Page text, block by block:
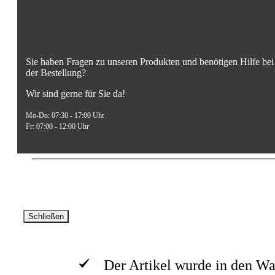
Sie haben Fragen zu unseren Produkten und benötigen Hilfe bei
der Bestellung?
Wir sind gerne für Sie da!
Mo-Do: 07:30 - 17:00 Uhr
Fr: 07:00 - 12:00 Uhr
Schließen
Der Artikel wurde in den